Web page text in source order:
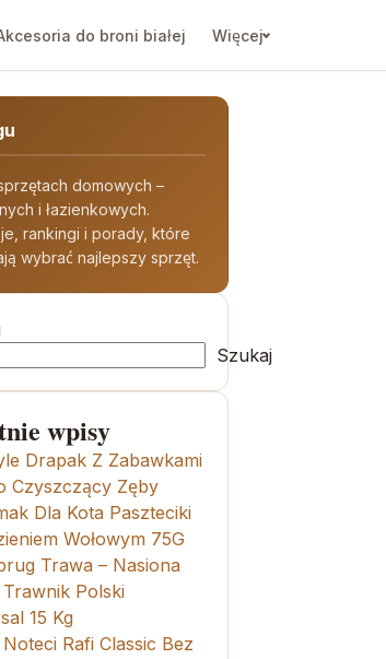
do broni białej Więcej
domowych –
i łazienkowych.
rankingi i porady, które
wybrać najlepszy sprzęt.
Szukaj
wpisy
Drapak Z Zabawkami
Czyszczący Zęby
Dla Kota Paszteciki
Wołowym 75G
Trawa – Nasiona
Polski
15 Kg
Rafi Classic Bez